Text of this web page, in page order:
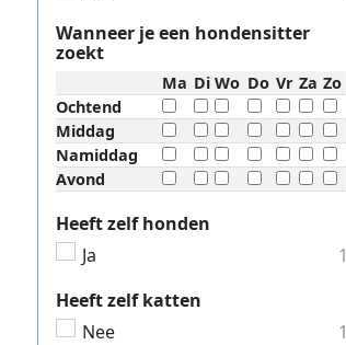
Wanneer je een hondensitter
zoekt
Ma Di Wo Do Vr Za Zo
Ochtend
Middag
Namiddag
Avond
Heeft zelf honden
Ja
1
Heeft zelf katten
Nee
1